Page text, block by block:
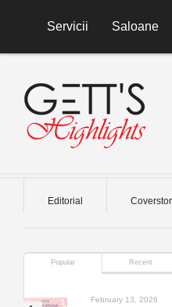
Servicii
Saloane
Editorial
Popular Recent
February 13, 2026